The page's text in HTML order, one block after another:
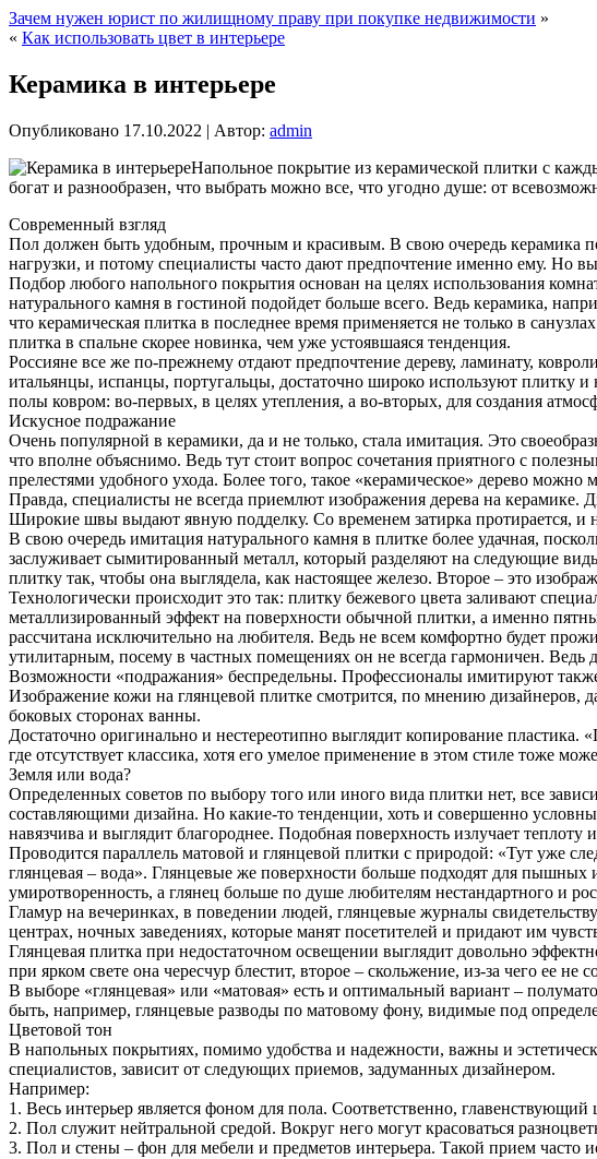
Зачем нужен юрист по жилищному праву при покупке недвижимости »
« Как использовать цвет в интерьере
Керамика в интерьере
Опубликовано 17.10.2022 | Автор: admin
Напольное покрытие из керамической плитки с
богат и разнообразен, что выбрать можно все, что угодно душе: от
Современный взгляд
Пол должен быть удобным, прочным и красивым. В свою очередь керамика
нагрузки, и потому специалисты часто дают предпочтение именно ему. Но
Подбор любого напольного покрытия основан на целях использования
натурального камня в гостиной подойдет больше всего. Ведь керамика,
что керамическая плитка в последнее время применяется не только в
плитка в спальне скорее новинка, чем уже устоявшаяся тенденция.
Россияне все же по-прежнему отдают предпочтение дереву, ламинату,
итальянцы, испанцы, португальцы, достаточно широко используют плитку
полы ковром: во-первых, в целях утепления, а во-вторых, для создания
Искусное подражание
Очень популярной в керамики, да и не только, стала имитация. Это
что вполне объяснимо. Ведь тут стоит вопрос сочетания приятного с
прелестями удобного ухода. Более того, такое «керамическое» дерево
Правда, специалисты не всегда приемлют изображения дерева на керамике.
Широкие швы выдают явную подделку. Со временем затирка протирается, и
В свою очередь имитация натурального камня в плитке более удачная,
заслуживает сымитированный металл, который разделяют на следующие
плитку так, чтобы она выглядела, как настоящее железо. Второе – это
Технологически происходит это так: плитку бежевого цвета заливают
металлизированный эффект на поверхности обычной плитки, а именно
рассчитана исключительно на любителя. Ведь не всем комфортно будет
утилитарным, посему в частных помещениях он не всегда гармоничен. Ведь
Возможности «подражания» беспредельны. Профессионалы имитируют
Изображение кожи на глянцевой плитке смотрится, по мнению дизайнеров,
боковых сторонах ванны.
Достаточно оригинально и нестереотипно выглядит копирование пластика.
где отсутствует классика, хотя его умелое применение в этом стиле тоже
Земля или вода?
Определенных советов по выбору того или иного вида плитки нет, все
составляющими дизайна. Но какие-то тенденции, хоть и совершенно
навязчива и выглядит благороднее. Подобная поверхность излучает
Проводится параллель матовой и глянцевой плитки с природой: «Тут уже
глянцевая – вода». Глянцевые же поверхности больше подходят для
умиротворенность, а глянец больше по душе любителям нестандартного и
Гламур на вечеринках, в поведении людей, глянцевые журналы
центрах, ночных заведениях, которые манят посетителей и придают им
Глянцевая плитка при недостаточном освещении выглядит довольно
при ярком свете она чересчур блестит, второе – скольжение, из-за чего ее
В выборе «глянцевая» или «матовая» есть и оптимальный вариант –
быть, например, глянцевые разводы по матовому фону, видимые под
Цветовой тон
В напольных покрытиях, помимо удобства и надежности, важны и
специалистов, зависит от следующих приемов, задуманных дизайнером.
Например:
1. Весь интерьер является фоном для пола. Соответственно,
2. Пол служит нейтральной средой. Вокруг него могут красоваться
3. Пол и стены – фон для мебели и предметов интерьера. Такой прием часто